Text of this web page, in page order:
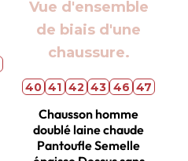
40 41 42 43 46 47
Chausson homme
doublé laine chaude
Pantoufle Semelle